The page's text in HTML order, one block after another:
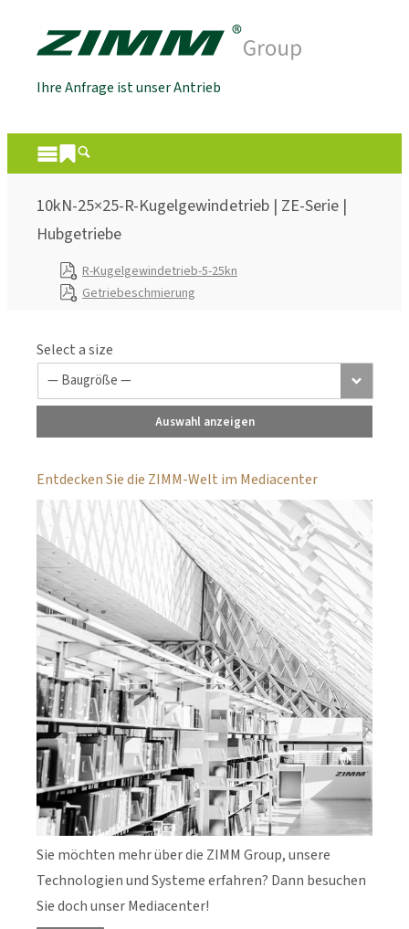
Ihre Anfrage ist unser Antrieb
10kN-25×25-R-Kugelgewindetrieb | ZE-Serie |
Hubgetriebe
R-Kugelgewindetrieb-5-25kn
Getriebeschmierung
Select a size
Auswahl anzeigen
Entdecken Sie die ZIMM-Welt im Mediacenter
Sie möchten mehr über die ZIMM Group, unsere
Technologien und Systeme erfahren? Dann besuchen
Sie doch unser Mediacenter!